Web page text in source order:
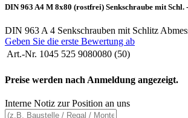
DIN 963 A4 M 8x80 (rostfrei) Senkschraube mit Schl.
DIN 963 A 4 Senkschrauben mit Schlitz
Geben Sie die erste Bewertung ab
Art.-Nr. 1045 525 9080080 (50)
Preise werden nach Anmeldung angezeigt.
Interne Notiz zur Position an uns